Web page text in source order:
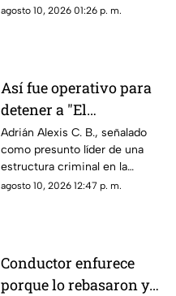
Oriente en Ciudad Juárez,
agosto 10, 2026 01:26 p. m.
Así fue operativo para
detener a "El
Fantasma" en Aldama;
aseguran vehículos,
armas y cartuchos
Adrián Alexis C. B., señalado
como presunto líder de una
estructura criminal en la
región, fue detenido el 7 de
agosto 10, 2026 12:47 p. m.
Conductor enfurece
porque lo rebasaron y